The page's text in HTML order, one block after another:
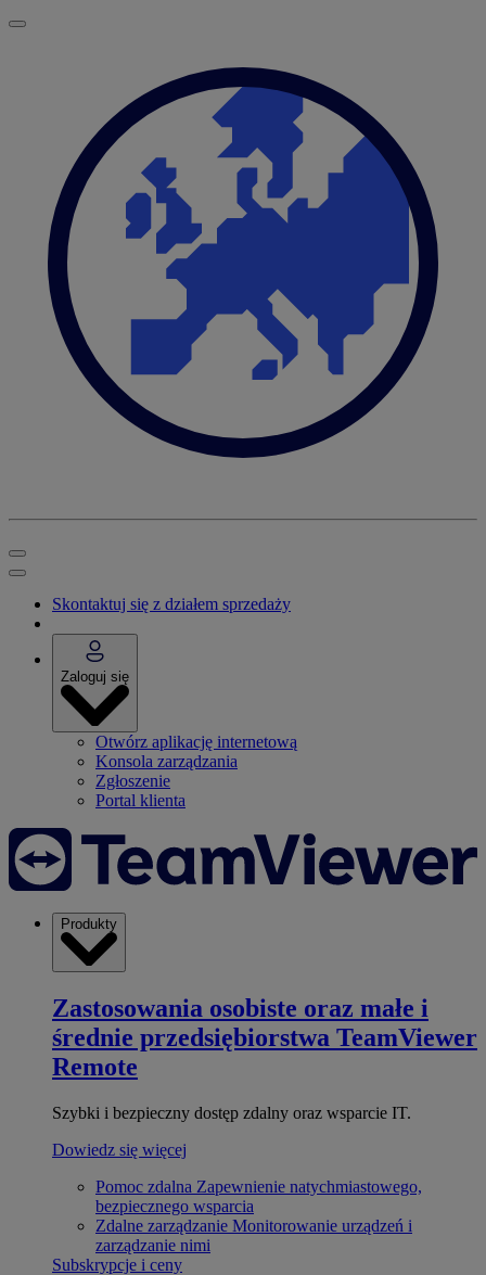
Skontaktuj się z działem sprzedaży
Zaloguj się
Otwórz aplikację internetową
Konsola zarządzania
Zgłoszenie
Portal klienta
Produkty
Zastosowania osobiste oraz małe i
średnie przedsiębiorstwa TeamViewer
Remote
Szybki i bezpieczny dostęp zdalny oraz wsparcie IT.
Dowiedz się więcej
Pomoc zdalna Zapewnienie natychmiastowego,
bezpiecznego wsparcia
Zdalne zarządzanie Monitorowanie urządzeń i
zarządzanie nimi
Subskrypcje i ceny